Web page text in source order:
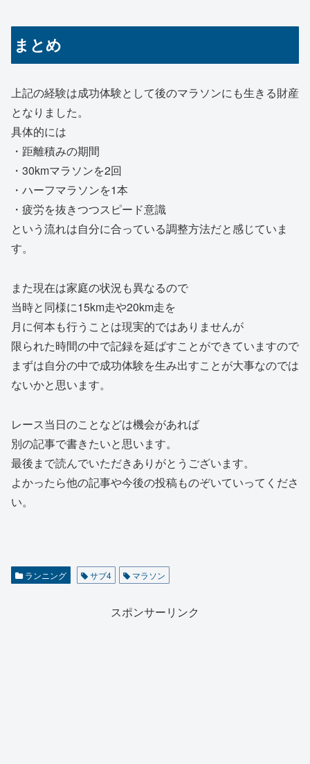
まとめ
上記の経験は成功体験として後のマラソンにも生きる財産
となりました。
具体的には
・距離積みの期間
・30kmマラソンを2回
・ハーフマラソンを1本
・疲労を抜きつつスピード意識
という流れは自分に合っている調整方法だと感じていま
す。
また現在は家庭の状況も異なるので
当時と同様に15km走や20km走を
月に何本も行うことは現実的ではありませんが
限られた時間の中で記録を延ばすことができていますので
まずは自分の中で成功体験を生み出すことが大事なのでは
ないかと思います。
レース当日のことなどは機会があれば
別の記事で書きたいと思います。
最後まで読んでいただきありがとうございます。
よかったら他の記事や今後の投稿ものぞいていってくださ
い。
ランニング サブ4 マラソン
スポンサーリンク